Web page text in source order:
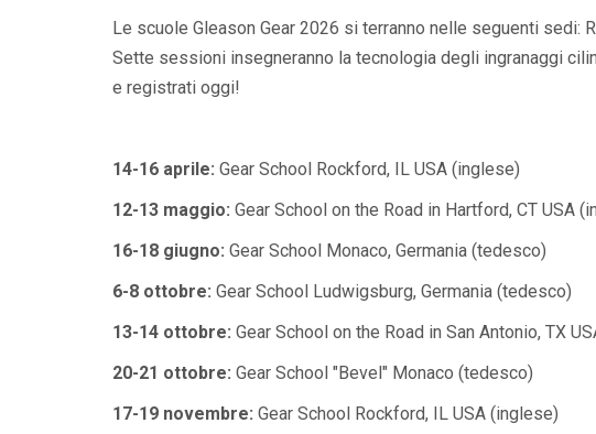
Le scuole Gleason Gear 2026 si terranno nelle seguenti sedi:
Sette sessioni insegneranno la tecnologia degli ingranaggi
e registrati oggi!
14-16 aprile: Gear School Rockford, IL USA (inglese)
12-13 maggio: Gear School on the Road in Hartford, CT USA
16-18 giugno: Gear School Monaco, Germania (tedesco)
6-8 ottobre: Gear School Ludwigsburg, Germania (tedesco)
13-14 ottobre: Gear School on the Road in San Antonio, TX
20-21 ottobre: Gear School "Bevel" Monaco (tedesco)
17-19 novembre: Gear School Rockford, IL USA (inglese)